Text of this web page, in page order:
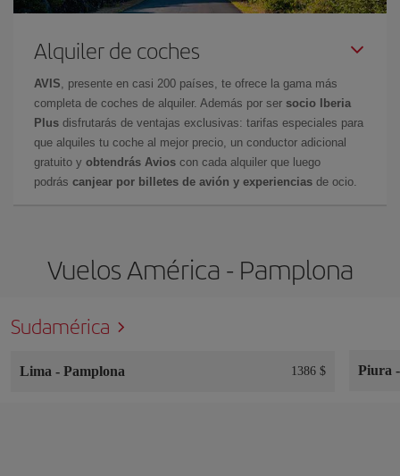
Alquiler de coches
AVIS , presente en casi 200 países, te ofrece la gama más
completa de coches de alquiler. Además por ser socio Iberia
Plus disfrutarás de ventajas exclusivas: tarifas especiales para
que alquiles tu coche al mejor precio, un conductor adicional
gratuito y obtendrás Avios con cada alquiler que luego
podrás canjear por billetes de avión y experiencias de ocio.
Vuelos América - Pamplona
Sudamérica
Lima - Pamplona 1386 $ Piura